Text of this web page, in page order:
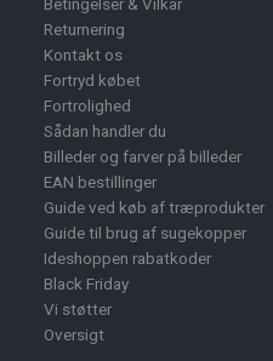
Returnering
Kontakt os
Fortryd købet
Fortrolighed
Sådan handler du
Billeder og farver på billeder
EAN bestillinger
Guide ved køb af træprodukter
Guide til brug af sugekopper
Ideshoppen rabatkoder
Black Friday
Vi støtter
Oversigt